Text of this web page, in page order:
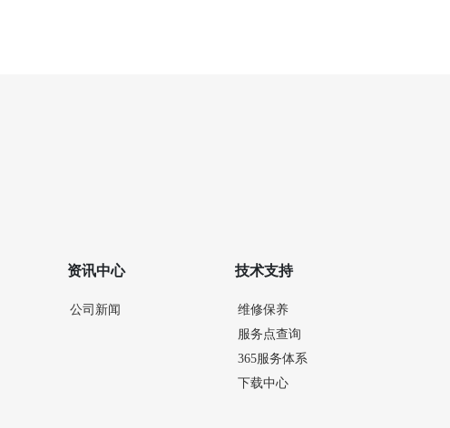
资讯中心
公司新闻
技术支持
维修保养
服务点查询
365服务体系
下载中心